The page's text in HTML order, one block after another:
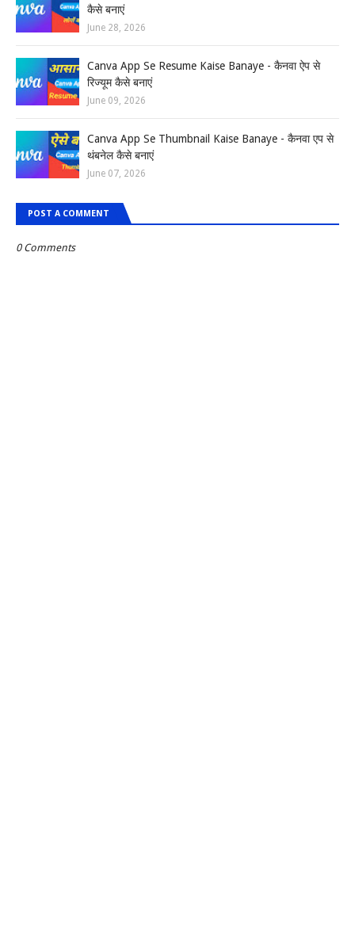
कैसे बनाएं
June 28, 2026
Canva App Se Resume Kaise Banaye - कैनवा ऐप से
रिज्यूम कैसे बनाएं
June 09, 2026
Canva App Se Thumbnail Kaise Banaye - कैनवा एप से
थंबनेल कैसे बनाएं
June 07, 2026
POST A COMMENT
0 Comments